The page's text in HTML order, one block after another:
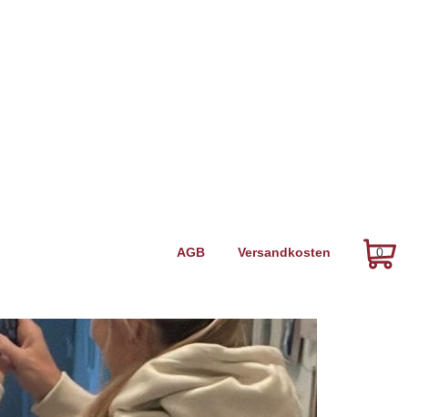
Navigation
AGB Versandkosten 0